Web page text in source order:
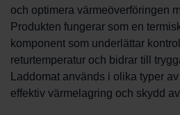
och optimera värmeöverföringen
Produkten fungerar som en
komponent som underlättar
returtemperatur och bidrar till
Laddomat används i olika typer
effektiv värmelagring och skydd